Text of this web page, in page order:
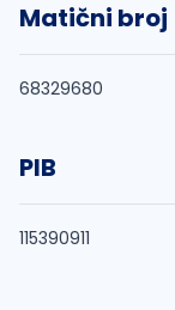
Matični broj
68329680
PIB
115390911